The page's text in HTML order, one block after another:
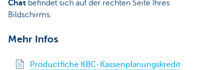
Chat befindet sich auf der rechten Seite Ihres
Bildschirms.
Mehr Infos
Productfiche KBC-Kassenplanungskredit